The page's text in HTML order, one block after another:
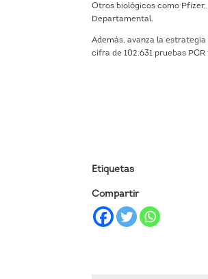
Otros biológicos como
Departamental.
Además, avanza la
cifra de 102.631 pruebas
Etiquetas
Compartir